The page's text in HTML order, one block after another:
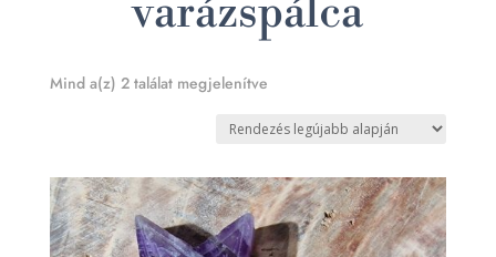
varázspálca
Mind a(z) 2 találat megjelenítveSorted